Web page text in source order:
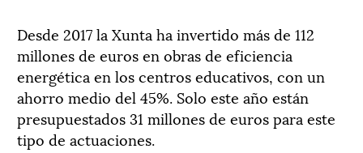
Desde 2017 la Xunta ha invertido más de 112
millones de euros en obras de eficiencia
energética en los centros educativos, con un
ahorro medio del 45%. Solo este año están
presupuestados 31 millones de euros para este
tipo de actuaciones.